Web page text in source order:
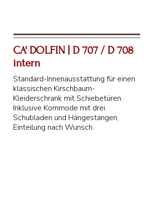
CA' DOLFIN | D 707 / D 708
intern
Standard-Innenausstattung für einen
klassischen Kirschbaum-
Kleiderschrank mit Schiebetüren.
Inklusive Kommode mit drei
Schubladen und Hängestangen,
Einteilung nach Wunsch.